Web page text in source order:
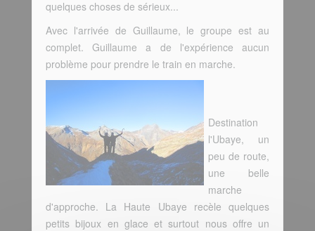
quelques choses de sérieux...
Avec l'arrivée de Guillaume, le groupe est au
complet. Guillaume a de l'expérience aucun
problème pour prendre le train en marche.
Destination
l'Ubaye, un
peu de route,
une belle
marche
d'approche. La Haute Ubaye recèle quelques
petits bijoux en glace et surtout nous offre un